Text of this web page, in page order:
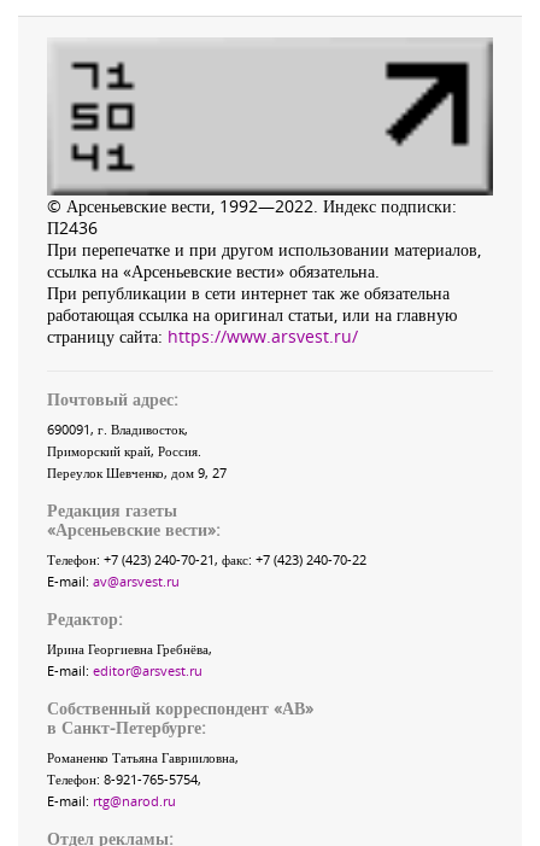
© Арсеньевские вести, 1992—2022. Индекс подписки:
П2436
При перепечатке и при другом использовании материалов,
ссылка на «Арсеньевские вести» обязательна.
При републикации в сети интернет так же обязательна
работающая ссылка на оригинал статьи, или на главную
страницу сайта: https://www.arsvest.ru/
Почтовый адрес:
690091, г. Владивосток,
Приморский край, Россия
Переулок Шевченко, дом 9, 27
Редакция газеты
«Арсеньевские вести»:
Телефон: +7 (423) 240-70-21, факс: +7 (423) 240-70-22
E-mail: av@arsvest.ru
Редактор:
Ирина Георгиевна Гребнёва,
E-mail: editor@arsvest.ru
Собственный корреспондент «АВ»
в Санкт-Петербурге:
Романенко Татьяна Гаврииловна,
Телефон: 8-921-765-5754,
E-mail: rtg@narod.ru
Отдел рекламы: